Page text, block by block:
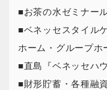
■お茶の水ゼミナー
■ベネッセスタイル
ホーム・グループホ
■直島『ベネッセハ
■財形貯蓄・各種融資